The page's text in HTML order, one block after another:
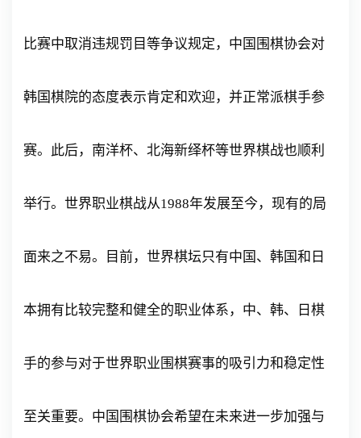
比赛中取消违规罚目等争议规定，中国围棋协会对
韩国棋院的态度表示肯定和欢迎，并正常派棋手参
赛。此后，南洋杯、北海新绎杯等世界棋战也顺利
举行。世界职业棋战从1988年发展至今，现有的局
面来之不易。目前，世界棋坛只有中国、韩国和日
本拥有比较完整和健全的职业体系，中、韩、日棋
手的参与对于世界职业围棋赛事的吸引力和稳定性
至关重要。中国围棋协会希望在未来进一步加强与